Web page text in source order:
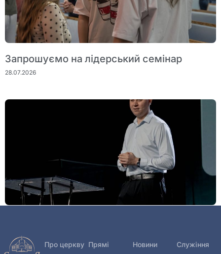
Запрошуємо на лідерський семінар
28.07.2026
27.07.2026
Про церкву Прямі Новини Служіння